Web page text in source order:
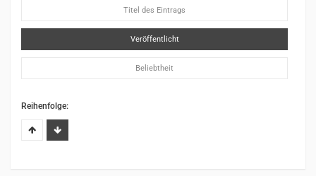
Titel des Eintrags
Veröffentlicht
Beliebtheit
Reihenfolge: